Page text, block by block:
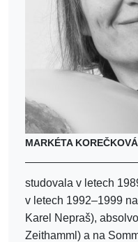
MARKÉTA KOREČKOVÁ
studovala v letech
v letech 1992–1999
Karel Nepraš),
Zeithamml) a na